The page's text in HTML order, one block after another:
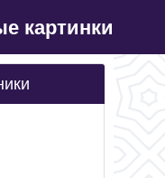
картинки